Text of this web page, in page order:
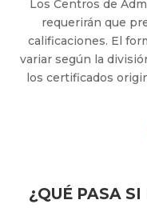
Los Centros de
requerirán que
calificaciones. El
variar según la
los certificados
¿QUÉ PASA